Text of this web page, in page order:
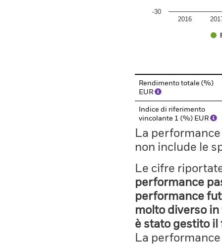
2016
-30
Rendimento totale (%)
EUR
Indice di riferimento
vincolante 1 (%) EUR
La
non include le
Le cifre
performance
performance
molto diverso
è stato gestito il
La